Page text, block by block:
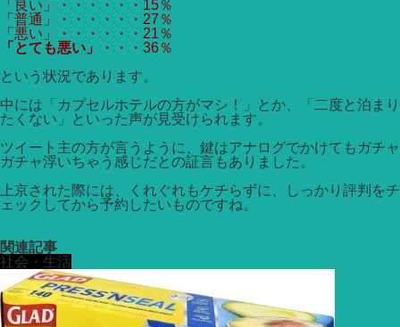
「良い」・・・・・・15％
「普通」・・・・・・27％
「悪い」・・・・・・21％
「とても悪い」
・・・36％
という状況であります。
中には「カプセルホテルの方がマシ！」とか、「二度と泊まり
たくない」といった声が見受けられます。
ツイート主の方が言うように、鍵はアナログでかけてもガチャ
ガチャ浮いちゃう感じだとの証言もありました。
上京された際には、くれぐれもケチらずに、しっかり評判をチ
ェックしてから予約したいものですね。
関連記事
社会・生活